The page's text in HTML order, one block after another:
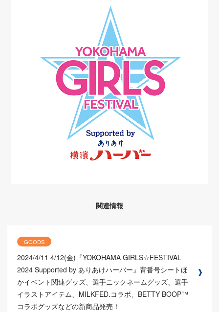
関連情報
GOODS
2024/4/11 4/12(金)『YOKOHAMA GIRLS☆FESTIVAL
2024 Supported by ありあけハーバー』背番号シートほ
かイベント関連グッズ、選手ニックネームグッズ、選手
イラストアイテム、MILKFED.コラボ、BETTY BOOP™
コラボグッズなどの新商品発売！